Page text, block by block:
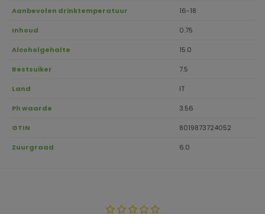
Aanbevolen drinktemperatuur 16-18
Inhoud 0.75
Alcoholgehalte 15.0
Restsuiker 7.5
Land IT
Ph waarde 3.56
GTIN 8019873724052
Zuurgraad 6.0